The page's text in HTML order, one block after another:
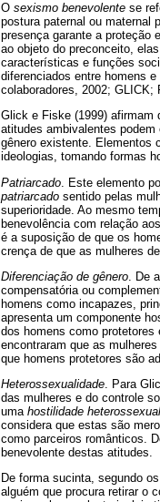
O sexismo benevolente se
postura paternal ou maternal
presença garante a proteção
ao objeto do preconceito,
características e funções
diferenciados entre homens
colaboradores, 2002;
Glick e Fiske (1999) afirmam
atitudes ambivalentes
gênero existente. Elementos
ideologias, tomando formas
Patriarcado . Este elemento
patriarcado sentido pelas
superioridade. Ao mesmo
benevolência com relação
é a suposição de que os
crença de que as mulheres
Diferenciação de gênero . De
compensatória ou
homens como incapazes,
apresenta um componente
dos homens como
encontraram que as
que homens protetores são
Heterossexualidade. Para
das mulheres e do controle
uma hostilidade heterossexual
considera que estas são
como parceiros românticos.
benevolente destas atitudes.
De forma sucinta, segundo
alguém que procura retirar o